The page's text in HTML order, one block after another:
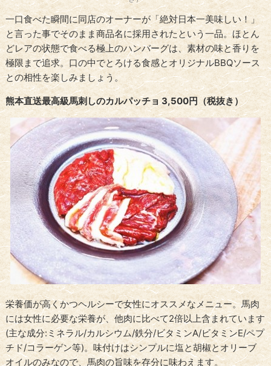
一口食べた瞬間に同店のオーナーが「絶対日本一美味しい！」
と言った事でそのまま商品名に採用されたという一品。ほとん
どレアの状態で食べる極上のハンバーグは、素材の味と香りを
極限まで追求。口の中でとろける食感とオリジナルBBQソース
との相性を楽しみましょう。
熊本直送最高級馬刺しのカルパッチョ 3,500円（税抜き）
栄養価が高くかつヘルシーで女性にオススメなメニュー。馬肉
には女性に必要な栄養が、他肉に比べて2倍以上含まれています
(主な成分:ミネラル/カルシウム/鉄分/ビタミンA/ビタミンE/ペプ
チド/コラーゲン等)。味付けはシンプルに塩と胡椒とオリーブ
オイルのみなので、馬肉の旨味を存分に味わえます。